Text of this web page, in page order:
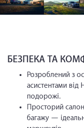
БЕЗПЕКА ТА
Розроблений з
асистентами від
подорожі.
Просторий салон
багажу —